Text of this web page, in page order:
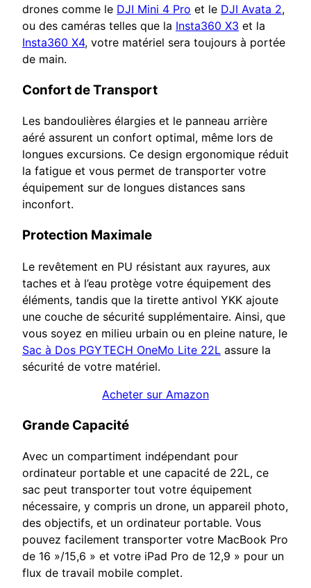
drones comme le DJI Mini 4 Pro et le DJI Avata 2,
ou des caméras telles que la Insta360 X3 et la
Insta360 X4, votre matériel sera toujours à portée
de main.
Confort de Transport
Les bandoulières élargies et le panneau arrière
aéré assurent un confort optimal, même lors de
longues excursions. Ce design ergonomique réduit
la fatigue et vous permet de transporter votre
équipement sur de longues distances sans
inconfort.
Protection Maximale
Le revêtement en PU résistant aux rayures, aux
taches et à l’eau protège votre équipement des
éléments, tandis que la tirette antivol YKK ajoute
une couche de sécurité supplémentaire. Ainsi, que
vous soyez en milieu urbain ou en pleine nature, le
Sac à Dos PGYTECH OneMo Lite 22L assure la
sécurité de votre matériel.
Acheter sur Amazon
Grande Capacité
Avec un compartiment indépendant pour
ordinateur portable et une capacité de 22L, ce
sac peut transporter tout votre équipement
nécessaire, y compris un drone, un appareil photo,
des objectifs, et un ordinateur portable. Vous
pouvez facilement transporter votre MacBook Pro
de 16 »/15,6 » et votre iPad Pro de 12,9 » pour un
flux de travail mobile complet.